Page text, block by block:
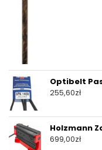
Optibelt
255,60zł
Holzmann
699,00zł